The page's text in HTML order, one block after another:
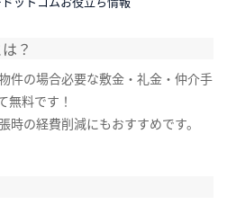
？
件の場合必要な敷金・礼金・仲介手
無料です！
時の経費削減にもおすすめです。